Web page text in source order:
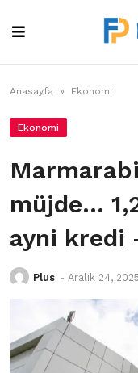
content
Anasayfa » Ekonomi
Ekonomi
müjde…
ayni kredi
Plus - Aralık 24, 2025